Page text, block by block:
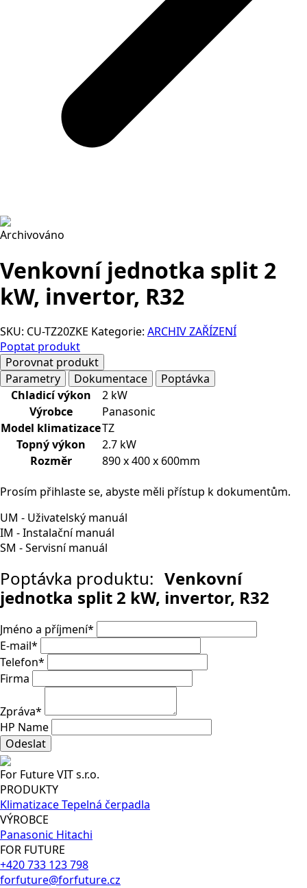
Archivováno
Venkovní jednotka split 2
kW, invertor, R32
SKU: CU-TZ20ZKE Kategorie: ARCHIV ZAŘÍZENÍ
Poptat produkt
Porovnat produkt
Parametry
Dokumentace
Poptávka
Chladicí výkon
2 kW
Výrobce
Panasonic
Model klimatizaceTZ
Topný výkon
2.7 kW
Rozměr
890 x 400 x 600mm
Prosím přihlaste se, abyste měli přístup k dokumentům.
UM - Uživatelský manuál
IM - Instalační manuál
SM - Servisní manuál
Poptávka produktu: Venkovní
jednotka split 2 kW, invertor, R32
Jméno a příjmení*
E-mail*
Telefon*
Firma
Zpráva*
HP Name
Odeslat
For Future VIT s.r.o.
PRODUKTY
KlimatizaceTepelná čerpadla
VÝROBCE
Panasonic Hitachi
FOR FUTURE
+420 733 123 798
forfuture@forfuture.cz